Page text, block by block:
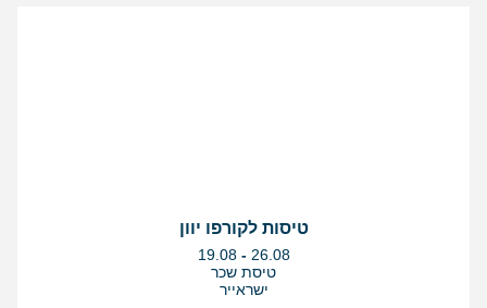
טיסות לקורפו יוון
בין
התאריכים,
19.08 - 26.08
טיסת שכר
ישראייר